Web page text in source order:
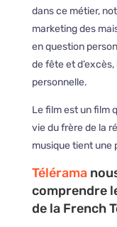
dans ce métier,
marketing des
en question
de fête et
personnelle.
Le film est un film
vie du frère de la
musique tient une
Télérama
comprendre
de la French